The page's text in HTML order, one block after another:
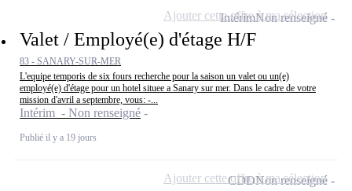
Valet / Employé(e) d'étage H/F
83 - SANARY-SUR-MER
L'equipe temporis de six fours recherche pour la saison un valet ou un(e)
employé(e) d'étage pour un hotel situee a Sanary sur mer. Dans le cadre de votre
mission d'avril a septembre, vous: -...
Intérim - Non renseigné
Publié il y a 19 jours
IntérimNon renseigné
Ajouter cette offre à ma sélection
CDDNon renseigné
Ajouter cette offre à ma sélection